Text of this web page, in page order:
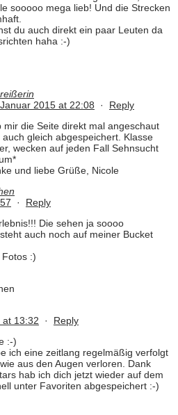
sooooo mega lieb! Und die Strecken
du auch direkt ein paar Leuten da
haha :-)
2015 at 22:08 · Reply
mir die Seite direkt mal angeschaut
auch gleich abgespeichert. Klasse
wecken auf jeden Fall Sehnsucht
und liebe Grüße, Nicole
· Reply
Die sehen ja soooo
auch noch auf meiner Bucket
:)
13:32 · Reply
:-)
ich eine zeitlang regelmäßig verfolgt
aus den Augen verloren. Dank
hab ich dich jetzt wieder auf dem
unter Favoriten abgespeichert :-)